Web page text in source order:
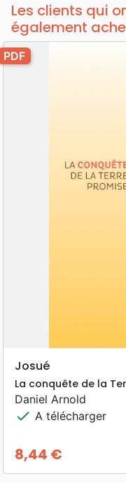
Les clients qui
également
PDF
Josué
La conquête de la
Daniel Arnold
check A télécharger
Prix
8,44 €